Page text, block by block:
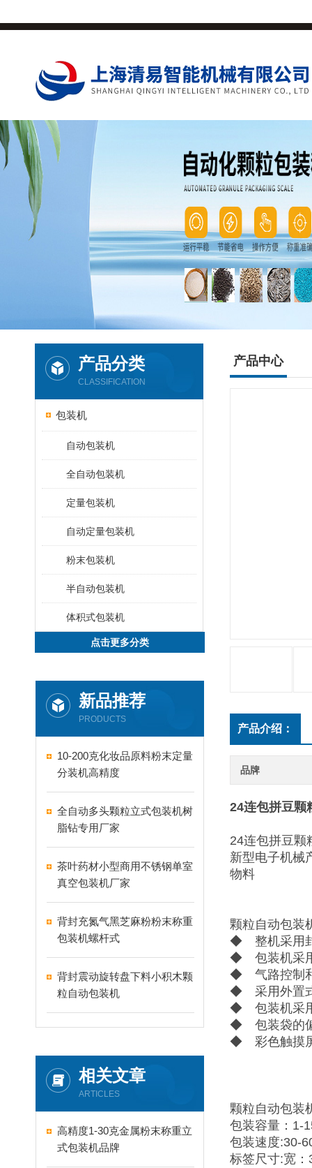
产品分类
CLASSIFICATION
包装机
自动包装机
全自动包装机
定量包装机
自动定量包装机
粉末包装机
半自动包装机
体积式包装机
点击更多分类
新品推荐
PRODUCTS
10-200克化妆品原料粉末定量
分装机高精度
全自动多头颗粒立式包装机树
脂钻专用厂家
茶叶药材小型商用不锈钢单室
真空包装机厂家
背封充氮气黑芝麻粉粉末称重
包装机螺杆式
背封震动旋转盘下料小积木颗
粒自动包装机
相关文章
ARTICLES
高精度1-30克金属粉末称重立
式包装机品牌
产品中心
产品介绍：
品牌
24连包拼豆颗
24连包拼豆颗
新型电子机械
物料
颗粒自动包装
◆ 整机采用封
◆ 包装机采用
◆ 气路控制和
◆ 采用外置式
◆ 包装机采用
◆ 包装袋的偏
◆ 彩色触摸屏
颗粒自动包装
包装容量：1-
包装速度:30-
标签尺寸:宽